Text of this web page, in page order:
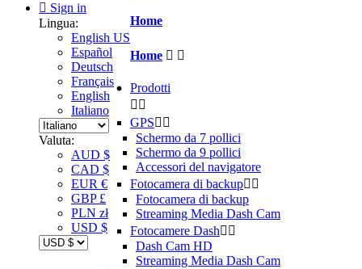
 Sign in
Lingua:
English US
Español
Deutsch
Français
English
Italiano
Valuta:
AUD $
CAD $
EUR €
GBP £
PLN zł
USD $
Home
Home  
Prodotti
 
GPS 
Schermo da 7 pollici
Schermo da 9 pollici
Accessori del navigatore
Fotocamera di backup 
Fotocamera di backup
Streaming Media Dash Cam
Fotocamere Dash 
Dash Cam HD
Streaming Media Dash Cam